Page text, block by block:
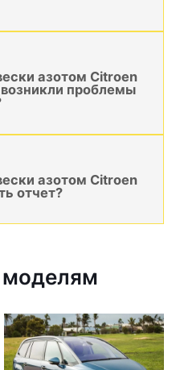
азотом Citroen
проблемы
азотом Citroen
отчет?
моделям